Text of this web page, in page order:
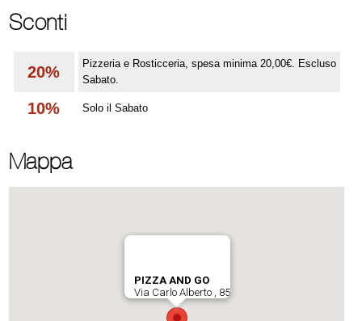
Sconti
20%
Pizzeria e Rosticceria, spesa minima 20,00€. Escluso
Sabato.
10% Solo il Sabato
Mappa